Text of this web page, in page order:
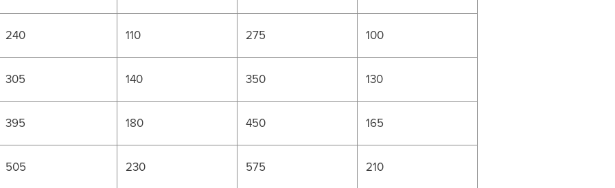
240 110 275 100
305 140 350 130
395 180 450 165
505 230 575 210